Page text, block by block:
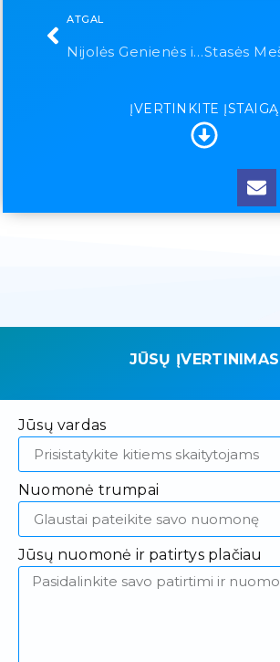
ATGAL
Nijolės Genienės individuali įmonė
ĮVERTINKITE ĮSTAIGĄ
JŪSŲ ĮVERTINIMAS
Jūsų vardas
Nuomonė trumpai
Jūsų nuomonė ir patirtys plačiau